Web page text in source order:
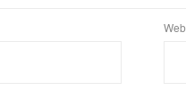
Web